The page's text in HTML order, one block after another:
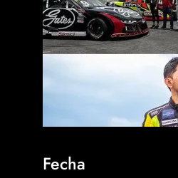
Fecha